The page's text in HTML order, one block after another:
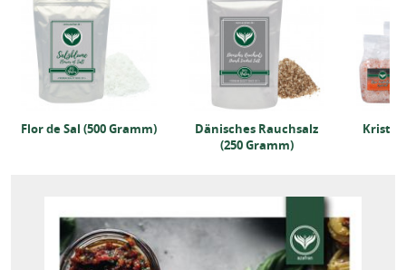
Flor de Sal (500 Gramm)
Dänisches Rauchsalz
(250 Gramm)